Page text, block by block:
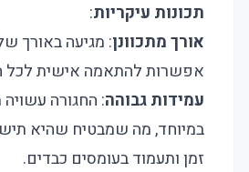
תכונות עיקריות:
אורך מתכוונן
אפשרות להתאמה אישית לכל
עמידות גבוהה: החגורה
במיוחד, מה שמבטיח שהיא
זמן ותעמוד בעומסים כבדים.